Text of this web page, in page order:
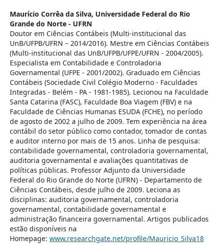
Maurício Corrêa da Silva, Universidade Federal do Rio
Grande do Norte - UFRN
Doutor em Ciências Contábeis (Multi-institucional das
UnB/UFPB/UFRN – 2014/2016). Mestre em Ciências Contábeis
(Multi-institucional das UnB/UFPB/UFPE/UFRN - 2004/2005).
Especialista em Contabilidade e Controladoria
Governamental (UFPE - 2001/2002). Graduado em Ciências
Contábeis (Sociedade Civil Colégio Moderno - Faculdades
Integradas - Belém - PA - 1981-1985). Lecionou na Faculdade
Santa Catarina (FASC), Faculdade Boa Viagem (FBV) e na
Faculdade de Ciências Humanas ESUDA (FCHE), no período
de agosto de 2002 a julho de 2009. Tem experiência na área
contábil do setor público como contador, tomador de contas
e auditor interno por mais de 15 anos. Linha de pesquisa:
contabilidade governamental, controladoria governamental,
auditoria governamental e avaliações quantitativas de
políticas públicas. Professor Adjunto da Universidade
Federal do Rio Grande do Norte (UFRN) - Departamento de
Ciências Contábeis, desde julho de 2009. Leciona as
disciplinas: auditoria governamental, controladoria
governamental, contabilidade governamental e
administração financeira governamental. Artigos publicados
estão disponíveis na
Homepage: www.researchgate.net/profile/Mauricio_Silva18